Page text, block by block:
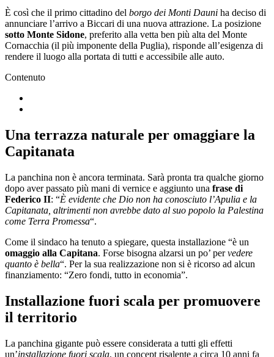
È così che il primo cittadino del borgo dei Monti Dauni ha deciso di
annunciare l’arrivo a Biccari di una nuova attrazione. La posizione
sotto Monte Sidone, preferito alla vetta ben più alta del Monte
Cornacchia (il più imponente della Puglia), risponde all’esigenza di
rendere il luogo alla portata di tutti e accessibile alle auto.
Contenuto
Una terrazza naturale per omaggiare la
Capitanata
La panchina non è ancora terminata. Sarà pronta tra qualche giorno
dopo aver passato più mani di vernice e aggiunto una frase di
Federico II: “È evidente che Dio non ha conosciuto l’Apulia e la
Capitanata, altrimenti non avrebbe dato al suo popolo la Palestina
come Terra Promessa“.
Come il sindaco ha tenuto a spiegare, questa installazione “è un
omaggio alla Capitana. Forse bisogna alzarsi un po’ pervedere
quanto è bella“. Per la sua realizzazione non si è ricorso ad alcun
finanziamento: “Zero fondi, tutto in economia”.
Installazione fuori scala per promuovere
il territorio
La panchina gigante può essere considerata a tutti gli effetti
un’installazione fuori scala, un concept risalente a circa 10 anni fa